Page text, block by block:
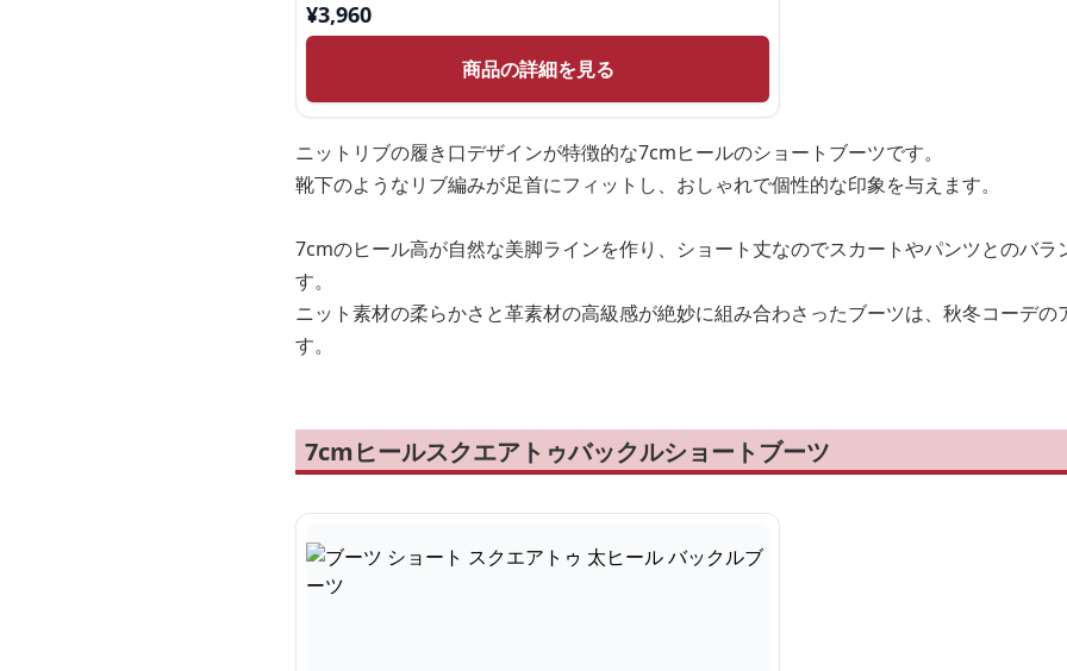
¥3,960
商品の詳細を見る
ニットリブの履き口デザインが特徴的な7cmヒールのショートブーツです。
靴下のようなリブ編みが足首にフィットし、おしゃれで個性的な印象を与えます。
7cmのヒール高が自然な美脚ラインを作り、ショート丈なのでスカートやパンツとのバ
す。
ニット素材の柔らかさと革素材の高級感が絶妙に組み合わさったブーツは、秋冬コーデ
す。
7cmヒールスクエアトゥバックルショートブーツ